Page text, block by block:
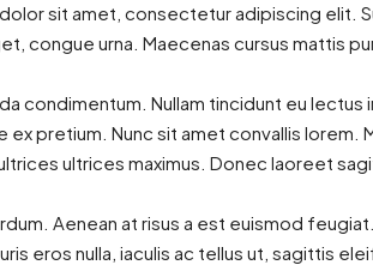
sit amet, consectetur adipiscing elit.
congue urna. Maecenas cursus mattis
condimentum. Nullam tincidunt eu lectus
pretium. Nunc sit amet convallis
ultrices maximus. Donec laoreet
Aenean at risus a est euismod
eros nulla, iaculis ac tellus ut, sagittis